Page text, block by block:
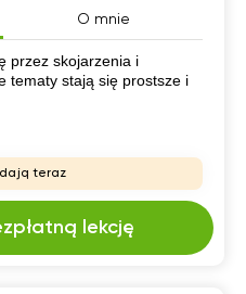
O mnie
przez skojarzenia i
tematy stają się prostsze i
teraz
lekcję